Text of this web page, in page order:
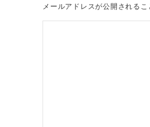
メールアドレスが公開されるこ